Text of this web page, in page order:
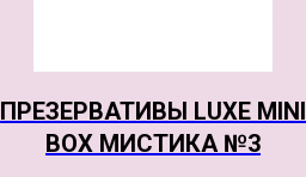
ПРЕЗЕРВАТИВЫ LUXE MINI
BOX МИСТИКА №3